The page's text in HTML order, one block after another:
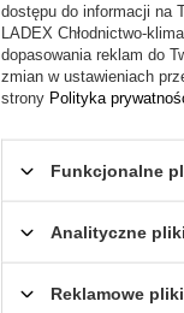
dostępu do informacji na
LADEX Chłodnictwo-
dopasowania reklam do
zmian w ustawieniach
strony Polityka
Funkcjonalne
Analityczne
Reklamowe